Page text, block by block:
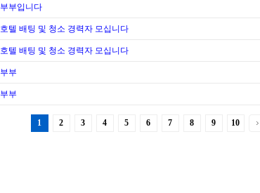
부부입니다
호텔 배팅 및 청소 경력자 모십니다
호텔 배팅 및 청소 경력자 모십니다
부부
부부
1 2 3 4 5 6 7 8 9 10